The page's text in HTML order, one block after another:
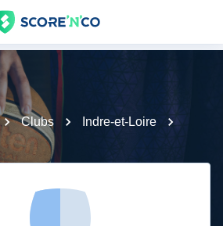
Clubs
Indre-et-Loire